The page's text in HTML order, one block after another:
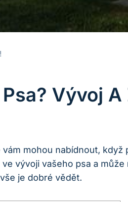
Vývoj
mohou nabídnout,
vývoji vašeho psa a
je dobré vědět.